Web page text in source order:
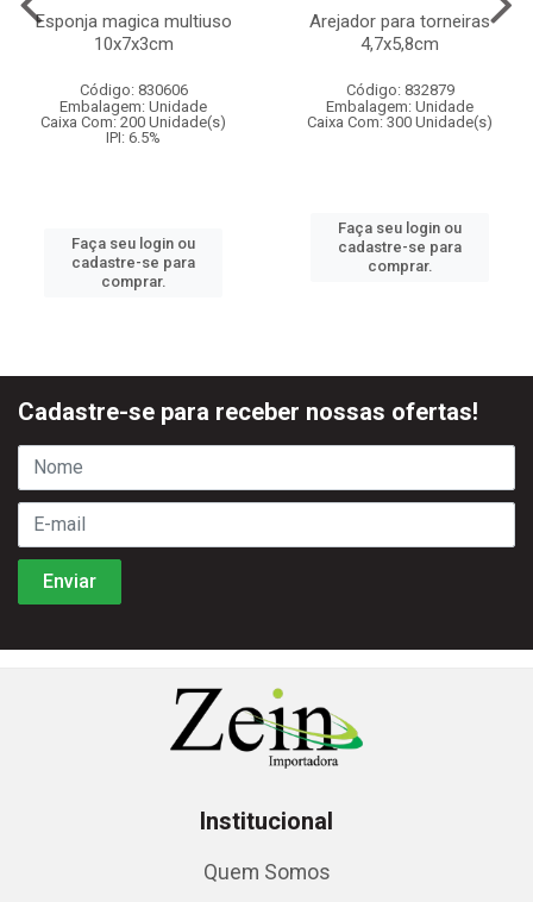
Esponja magica multiuso
10x7x3cm
Código: 830606
Embalagem: Unidade
Caixa Com: 200 Unidade(s)
IPI: 6.5%
Faça seu login ou
cadastre-se para
comprar.
Arejador para torneiras
4,7x5,8cm
Código: 832879
Embalagem: Unidade
Caixa Com: 300 Unidade(s)
Faça seu login ou
cadastre-se para
comprar.
Cadastre-se para receber nossas ofertas!
Institucional
Quem Somos